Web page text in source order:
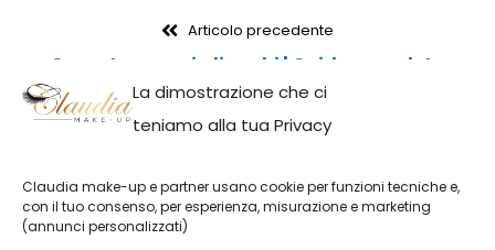
La dimostrazione che ci
teniamo alla tua Privacy
Claudia make-up e partner usano cookie per funzioni tecniche e,
con il tuo consenso, per esperienza, misurazione e marketing
(annunci personalizzati)
Navigazione
articoli
Articolo precedenteArticolo
precedente:
Come truccarsi gli occhi | Guida completa
Articolo successivo
Articolo